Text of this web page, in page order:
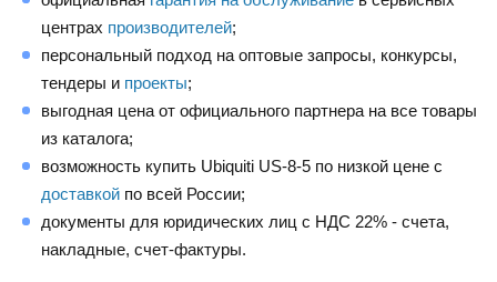
центрах производителей;
персональный подход на оптовые запросы, конкурсы,
тендеры и проекты;
выгодная цена от официального партнера на все товары
из каталога;
возможность купить Ubiquiti US-8-5 по низкой цене с
доставкой по всей России;
документы для юридических лиц с НДС 22% - счета,
накладные, счет-фактуры.